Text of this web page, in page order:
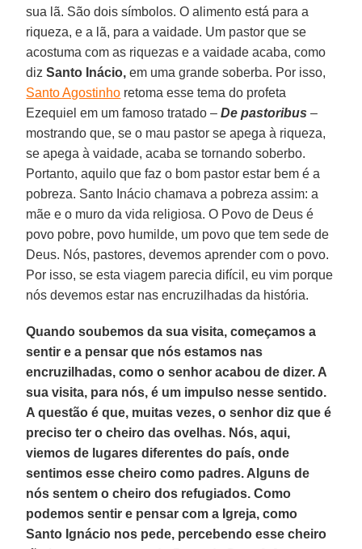
sua lã. São dois símbolos. O alimento está para a
riqueza, e a lã, para a vaidade. Um pastor que se
acostuma com as riquezas e a vaidade acaba, como
dizSanto Inácio, em uma grande soberba. Por isso,
Santo Agostinho retoma esse tema do profeta
Ezequiel em um famoso tratado –De pastoribus –
mostrando que, se o mau pastor se apega à riqueza,
se apega à vaidade, acaba se tornando soberbo.
Portanto, aquilo que faz o bom pastor estar bem é a
pobreza. Santo Inácio chamava a pobreza assim: a
mãe e o muro da vida religiosa. O Povo de Deus é
povo pobre, povo humilde, um povo que tem sede de
Deus. Nós, pastores, devemos aprender com o povo.
Por isso, se esta viagem parecia difícil, eu vim porque
nós devemos estar nas encruzilhadas da história.
Quando soubemos da sua visita, começamos a
sentir e a pensar que nós estamos nas
encruzilhadas, como o senhor acabou de dizer. A
sua visita, para nós, é um impulso nesse sentido.
A questão é que, muitas vezes, o senhor diz que é
preciso ter o cheiro das ovelhas. Nós, aqui,
viemos de lugares diferentes do país, onde
sentimos esse cheiro como padres. Alguns de
nós sentem o cheiro dos refugiados. Como
podemos sentir e pensar com a Igreja, como
Santo Ignácio nos pede, percebendo esse cheiro